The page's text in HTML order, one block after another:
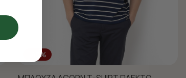
-40%